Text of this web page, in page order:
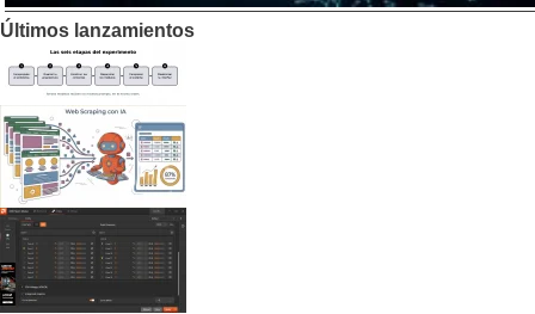
Últimos lanzamientos